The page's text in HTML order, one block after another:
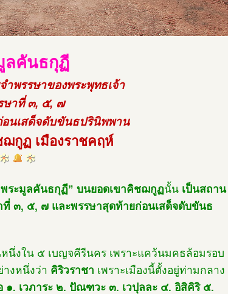
ลคันธกุฏี
ำพรรษาของพระพุทธเจ้า
ษาที่ ๓, ๕, ๗
นเสด็จดับขันธปรินิพพาน
กูฏ เมืองราชคฤห์
พระมูลคันธกุฏี” บนยอดเขาคิชฌกูฏนั้น เป็นสถาน
ที่ ๓, ๕, ๗ และพรรษาสุดท้ายก่อนเสด็จดับขันธ
งใน ๕ เบญจคีรีนคร เพราะแคว้นมคธล้อมรอบ
างหนึ่งว่า คิริวราชา เพราะเมืองนี้ตั้งอยู่ท่ามกลาง
๑. เวภาระ ๒. ปัณฑวะ ๓. เวปุลละ ๔. อิสิคิริ ๕.